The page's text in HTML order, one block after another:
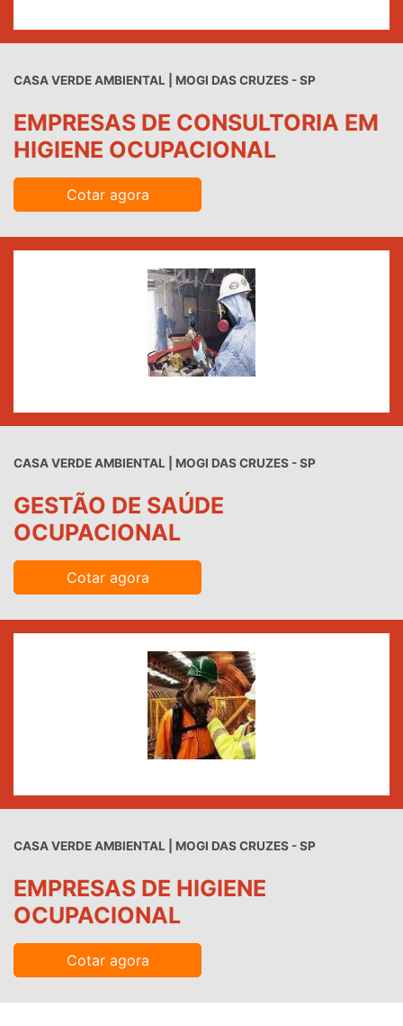
CASA VERDE AMBIENTAL | MOGI DAS CRUZES - SP
EMPRESAS DE CONSULTORIA EM
HIGIENE OCUPACIONAL
Cotar agora
CASA VERDE AMBIENTAL | MOGI DAS CRUZES - SP
GESTÃO DE SAÚDE
OCUPACIONAL
Cotar agora
CASA VERDE AMBIENTAL | MOGI DAS CRUZES - SP
EMPRESAS DE HIGIENE
OCUPACIONAL
Cotar agora